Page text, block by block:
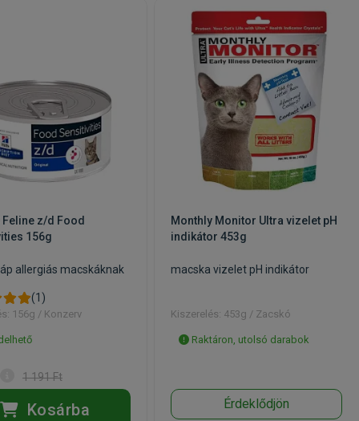
Feline z/d Food
156g
allergiás macskáknak
(1)
156g / Konzerv
1 191 Ft
Kosárba
Monthly Monitor Ultra vizelet pH
indikátor 453g
macska vizelet pH indikátor
Kiszerelés: 453g / Zacskó
Raktáron, utolsó darabok
Érdeklődjön